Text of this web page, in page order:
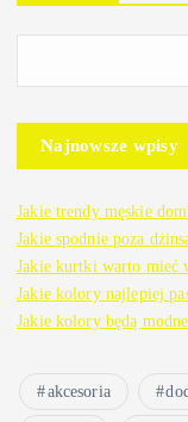
Najnowsze wpisy
Jakie trendy męskie
Jakie spodnie poza
Jakie kurtki warto mieć
Jakie kolory najlepiej
Jakie kolory będą
akcesoria